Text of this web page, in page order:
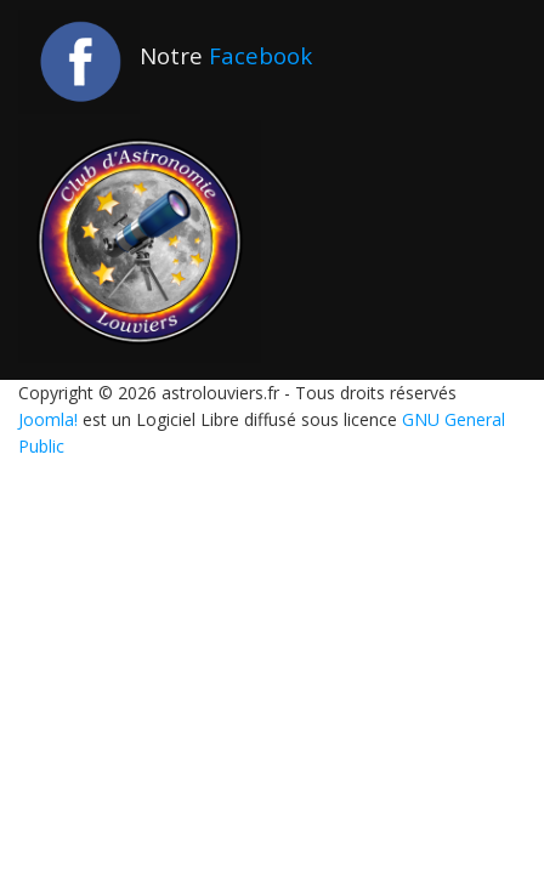
Notre Facebook
Copyright © 2026 astrolouviers.fr - Tous droits réservés
Joomla! est un Logiciel Libre diffusé sous licence GNU General
Public